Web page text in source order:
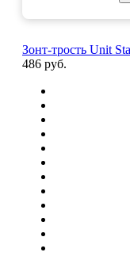
Зонт-трость Unit
486 руб.